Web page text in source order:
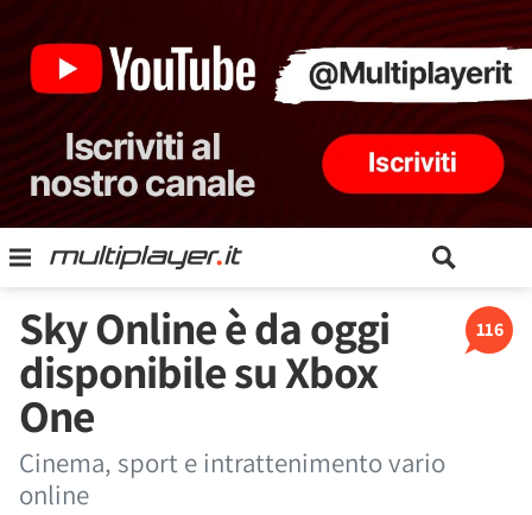
116
Sky Online è da oggi
disponibile su Xbox
One
Cinema, sport e intrattenimento vario
online